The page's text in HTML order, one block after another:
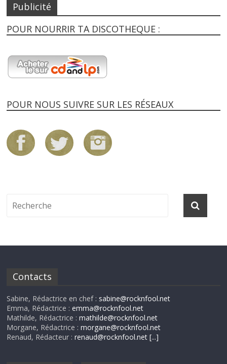
Publicité
POUR NOURRIR TA DISCOTHEQUE :
POUR NOUS SUIVRE SUR LES RÉSEAUX
Contacts
Sabine, Rédactrice en chef : sabine@rocknfool.net
Emma, Rédactrice :emma@rocknfool.net
Mathilde, Rédactrice :mathilde@rocknfool.net
Morgane, Rédactrice :morgane@rocknfool.net
Renaud, Rédacteur :renaud@rocknfool.net [...]